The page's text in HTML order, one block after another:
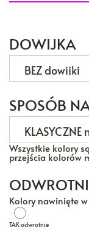
DOWIJKA
SPOSÓB
Wszystkie kolory
przejścia kolorów
Kolory nawinięte
TAK odwrotnie